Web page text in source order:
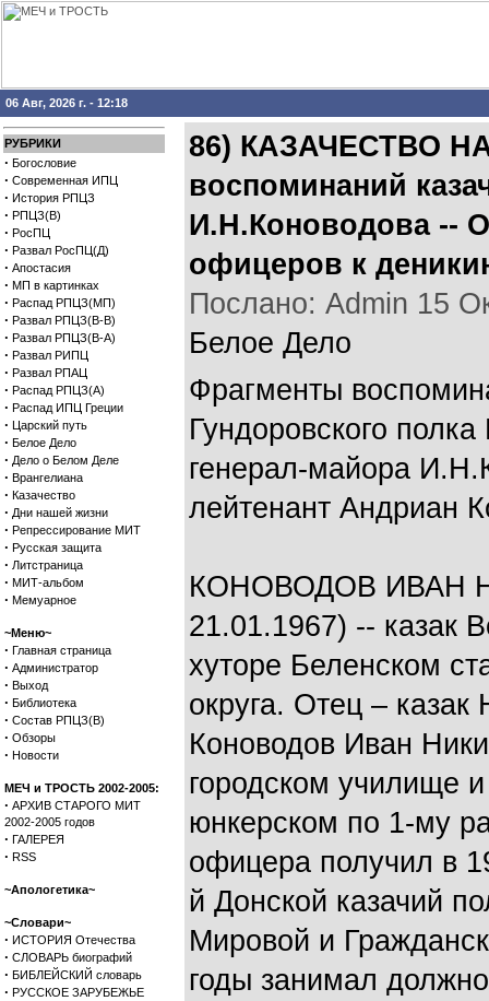
06 Авг, 2026 г. - 12:18
РУБРИКИ
· Богословие
· Современная ИПЦ
· История РПЦЗ
· РПЦЗ(В)
· РосПЦ
· Развал РосПЦ(Д)
· Апостасия
· МП в картинках
· Распад РПЦЗ(МП)
· Развал РПЦЗ(В-В)
· Развал РПЦЗ(В-А)
· Развал РИПЦ
· Развал РПАЦ
· Распад РПЦЗ(А)
· Распад ИПЦ Греции
· Царский путь
· Белое Дело
· Дело о Белом Деле
· Врангелиана
· Казачество
· Дни нашей жизни
· Репрессирование МИТ
· Русская защита
· Литстраница
· МИТ-альбом
· Мемуарное
~Меню~
· Главная страница
· Администратор
· Выход
· Библиотека
· Состав РПЦЗ(В)
· Обзоры
· Новости
МЕЧ и ТРОСТЬ 2002-2005:
· АРХИВ СТАРОГО МИТ
2002-2005 годов
· ГАЛЕРЕЯ
· RSS
~Апологетика~
~Словари~
· ИСТОРИЯ Отечества
· СЛОВАРЬ биографий
· БИБЛЕЙСКИЙ словарь
· РУССКОЕ ЗАРУБЕЖЬЕ
86) КАЗАЧЕСТВО
воспоминаний
И.Н.Коноводова --
офицеров к
Послано: Admin 15
Белое Дело
Фрагменты
Гундоровского
генерал-майора
лейтенант Андриан
КОНОВОДОВ ИВАН
21.01.1967) -- казак
хуторе Беленском
округа. Отец –
Коноводов Иван
городском училище
юнкерском по 1-му
офицера получил в
й Донской казачий
Мировой и
годы занимал